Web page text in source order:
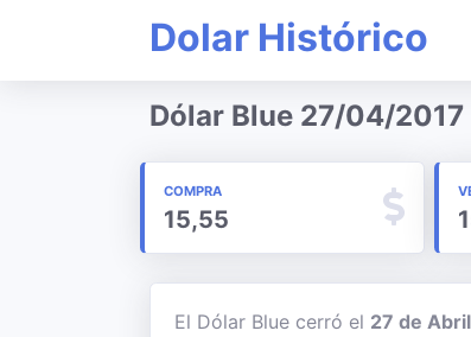
Dolar Histórico
Dólar Blue 27/04/2017
COMPRA
15,55
El Dólar Blue cerró el 27 de